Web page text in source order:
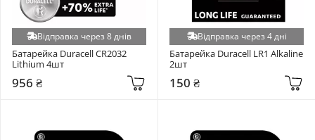
Відправка через 8 днів
Батарейка Duracell CR2032
Lithium 4шт
956 ₴
Відправка через 4 дні
Батарейка Duracell LR1 Alkaline
2шт
150 ₴